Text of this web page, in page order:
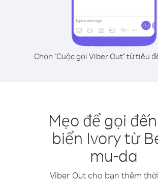
Chọn "Cuộc gọi Viber Out" từ tiêu
Mẹo để gọi
biển Ivory từ
mu-da
Viber Out cho bạn thêm